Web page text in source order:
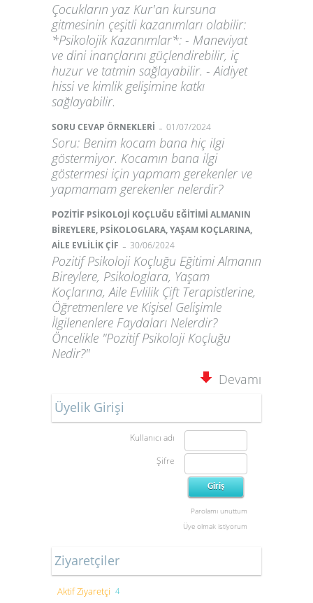
Çocukların yaz Kur'an kursuna
gitmesinin çeşitli kazanımları olabilir:
*Psikolojik Kazanımlar*: - Maneviyat
ve dini inançlarını güçlendirebilir, iç
huzur ve tatmin sağlayabilir. - Aidiyet
hissi ve kimlik gelişimine katkı
sağlayabilir.
SORU CEVAP ÖRNEKLERİ - 01/07/2024
Soru: Benim kocam bana hiç ilgi
göstermiyor. Kocamın bana ilgi
göstermesi için yapmam gerekenler ve
yapmamam gerekenler nelerdir?
POZİTİF PSİKOLOJİ KOÇLUĞU EĞİTİMİ ALMANIN
BİREYLERE, PSİKOLOGLARA, YAŞAM KOÇLARINA,
AİLE EVLİLİK ÇİF - 30/06/2024
Pozitif Psikoloji Koçluğu Eğitimi Almanın
Bireylere, Psikologlara, Yaşam
Koçlarına, Aile Evlilik Çift Terapistlerine,
Öğretmenlere ve Kişisel Gelişimle
İlgilenenlere Faydaları Nelerdir?
Öncelikle "Pozitif Psikoloji Koçluğu
Nedir?"
Devamı
Üyelik Girişi
Kullanıcı adı
Şifre
Parolamı unuttum
Üye olmak istiyorum
Ziyaretçiler
Aktif Ziyaretçi 4